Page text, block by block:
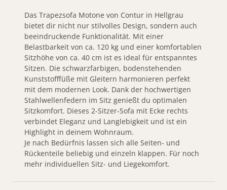
Das Trapezsofa Motone von Contur in Hellgrau
bietet dir nicht nur stilvolles Design, sondern auch
beeindruckende Funktionalität. Mit einer
Belastbarkeit von ca. 120 kg und einer komfortablen
Sitzhöhe von ca. 40 cm ist es ideal für entspanntes
Sitzen. Die schwarzfarbigen, bodenstehenden
Kunststofffüße mit Gleitern harmonieren perfekt
mit dem modernen Look. Dank der hochwertigen
Stahlwellenfedern im Sitz genießt du optimalen
Sitzkomfort. Dieses 2-Sitzer-Sofa mit Ecke rechts
verbindet Eleganz und Langlebigkeit und ist ein
Highlight in deinem Wohnraum.
Je nach Bedürfnis lassen sich alle Seiten- und
Rückenteile beliebig und einzeln klappen. Für noch
mehr individuellen Sitz- und Liegekomfort.